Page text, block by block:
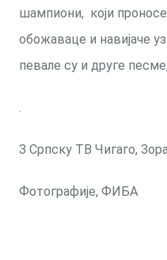
шампиони, који
обожаваце и навијаче
певале су и друге
.
З Српску ТВ Чигаго,
Фотографије, ФИБА